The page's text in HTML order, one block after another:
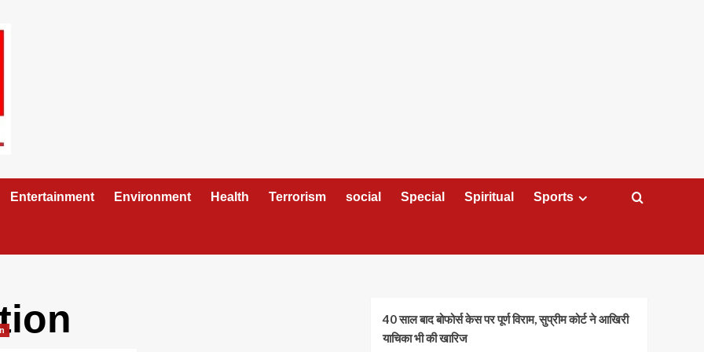
Entertainment Environment Health Terrorism social Special Spiritual Sports
40 साल बाद बोफोर्स केस पर पूर्ण विराम, सुप्रीम कोर्ट ने आखिरी
याचिका भी की खारिज